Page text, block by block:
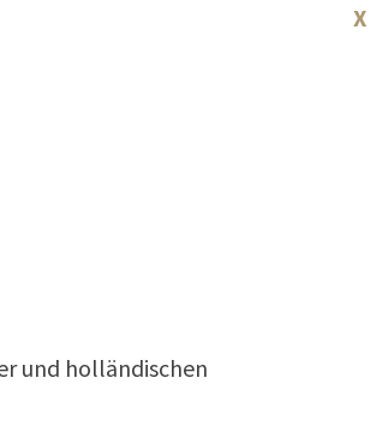
X
und holländischen